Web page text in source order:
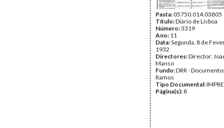
Pasta:05750.014.03805
Título:Diário de Lisboa
Número:3319
Ano: 11
Data:Segunda, 8 de
1932
Directores:Director:
Manso
Fundo:DRR -
Ramos
Tipo Documental:
Página(s): 8